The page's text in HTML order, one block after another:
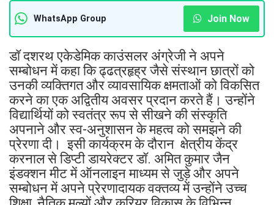
WhatsApp Group Join Now
डॉ दशरथ एकेडेमिक काउंसलर अंग्रेजी ने अपने
सम्बोधन में कहा कि ढ्ढत्रहृह्र जैसे संस्थान छात्रों को
उनकी व्यक्तिगत और व्यावसायिक क्षमताओं को विकसित
करने का एक अद्वितीय अवसर प्रदान करते हैं। उन्होंने
विद्यार्थियों को स्वतंत्र रूप से सीखने की संस्कृति
अपनाने और स्व-अनुशासन के महत्व को समझने की
प्रेरणा दी। इसी कार्यक्रम के दौरान क्षेत्रीय केंद्र
करनाल से डिप्टी डायरेक्टर डॉ. अमित कुमार जैन
इंडक्शन मीट में ऑनलाइन माध्यम से जुड़े और अपने
सम्बोधन में अपने प्रेरणादायक वक्तव्य में उन्होंने उच्च